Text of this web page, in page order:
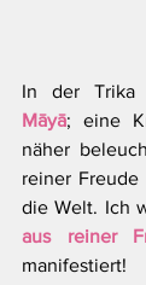
Māyā; eine
näher
reiner
aus reiner
manifestiert!